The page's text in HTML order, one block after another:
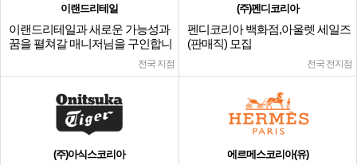
이랜드리테일
이랜드리테일과 새로운 가능성과
꿈을 펼쳐갈 매니저님을 구인합니
전국 지점
(주)펜디코리아
펜디코리아 백화점,아울렛 세일즈
(판매직) 모집
전국 전지점
(주)아식스코리아 에르메스코리아(유)